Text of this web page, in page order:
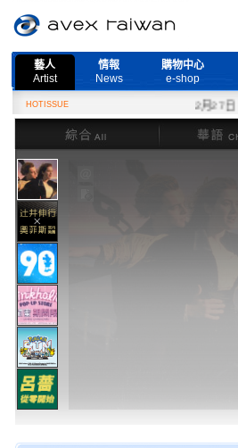
藝人
Artist
情報
News
購物中心
e-shop
HOTISSUE
2月27日『
綜合
華語